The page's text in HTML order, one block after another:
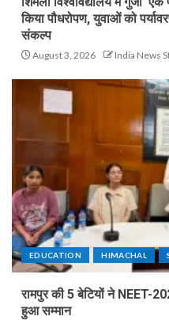
किया पौधरोपण, युवाओं को
संकल्प
August 3, 2026 India News
EDUCATION HIMACHAL
रामपुर की 5 बेटियों ने NEET-
हुआ सम्मान